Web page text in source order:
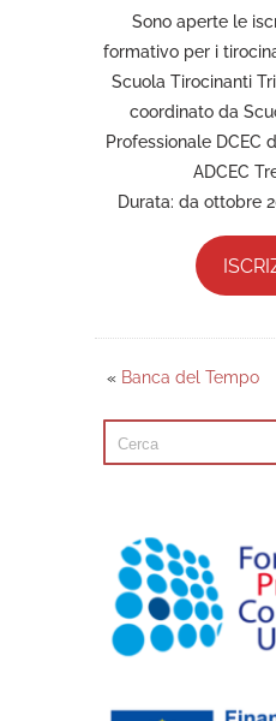
Sono aperte le
formativo per i
Scuola Tirocinanti
coordinato da
Professionale DCEC
ADCEC
Durata: da ottobre
« Banca del Tempo